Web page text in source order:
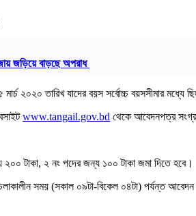
জড়িয়ে বাড়ছে অপরাধ
২০২০ তারিখ যাদের বয়স সর্বোচ্চ বয়সসীমার মধ্যে
www.tangail.gov.bd থেকে আবেদনপত্র
২০০ টাকা, ২ নং পদের জন্য ১০০ টাকা জমা দিতে হবে।
সময় (সকাল ০৯টা-বিকেল ০৪টা) পর্যন্ত আবেদন